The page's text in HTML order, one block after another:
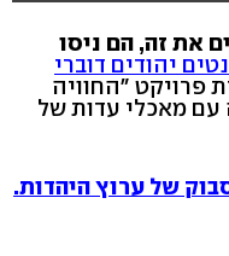
את זה, הם ניסו
יהודים דוברי
פרויקט "החוויה
עם מאכלי עדות של
של ערוץ היהדות.